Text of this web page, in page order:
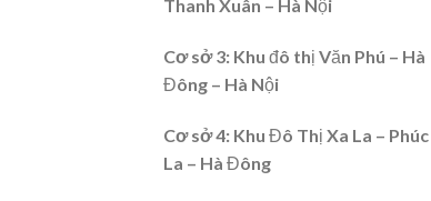
Thanh Xuân – Hà Nội
Cơ sở 3: Khu đô thị Văn Phú – Hà
Đông – Hà Nội
Cơ sở 4: Khu Đô Thị Xa La – Phúc
La – Hà Đông